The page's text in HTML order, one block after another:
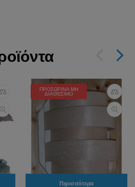
ΠΡΟΣΩΡΙΝΆ ΜΗ
ΔΙΑΘΈΣΙΜΟ
Περισσότερα